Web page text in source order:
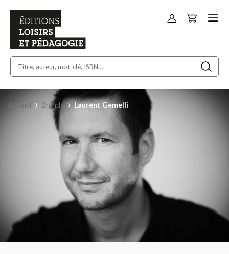
Allez
Panier
Accueil Brands Laurent Gemelli